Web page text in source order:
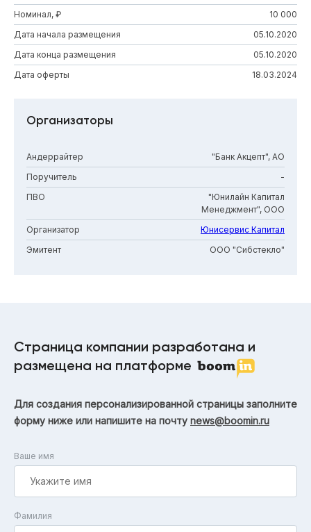
Номинал, ₽
10 000
Дата начала размещения
05.10.2020
Дата конца размещения
05.10.2020
Дата оферты
18.03.2024
Организаторы
Андеррайтер
"Банк Акцепт", АО
Поручитель
-
ПВО
"Юнилайн Капитал
Менеджмент", ООО
Организатор
Юнисервис Капитал
Эмитент
ООО "Сибстекло"
Страница компании разработана и
размещена на платформе
Для создания персонализированной страницы заполните
форму ниже или напишите на почту news@boomin.ru
Ваше имя
Фамилия